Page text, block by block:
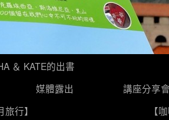
＆ KATE的出書
媒體露出
講座分享
行】
【